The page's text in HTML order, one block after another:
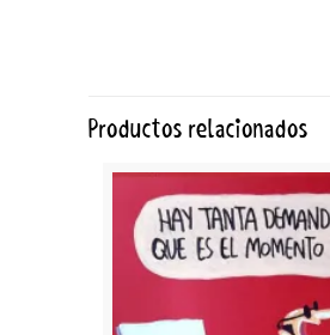
Productos relacionados